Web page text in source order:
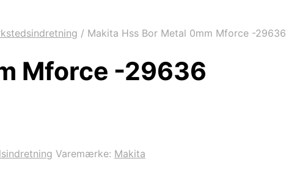
/ Makita Hss Bor Metal 0mm Mforce -29636
Mforce -29636
Varemærke: Makita